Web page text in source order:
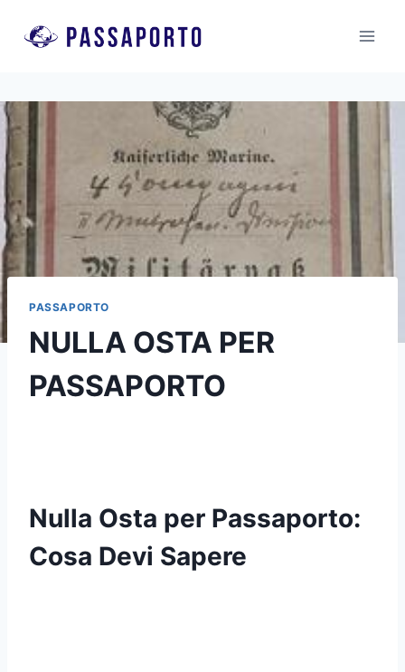
PASSAPORTO
NULLA OSTA PER
PASSAPORTO
Nulla Osta per Passaporto:
Cosa Devi Sapere